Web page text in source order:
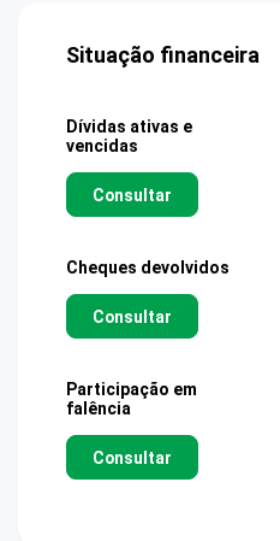
Situação financeira
Dívidas ativas e
vencidas
Consultar
Cheques devolvidos
Consultar
Participação em
falência
Consultar